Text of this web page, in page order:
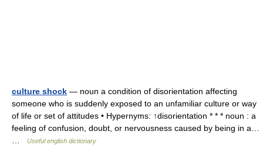
culture shock — noun a condition of disorientation affecting
someone who is suddenly exposed to an unfamiliar culture or way
of life or set of attitudes • Hypernyms: ↑disorientation * * * noun : a
feeling of confusion, doubt, or nervousness caused by being in a…
Useful english dictionary